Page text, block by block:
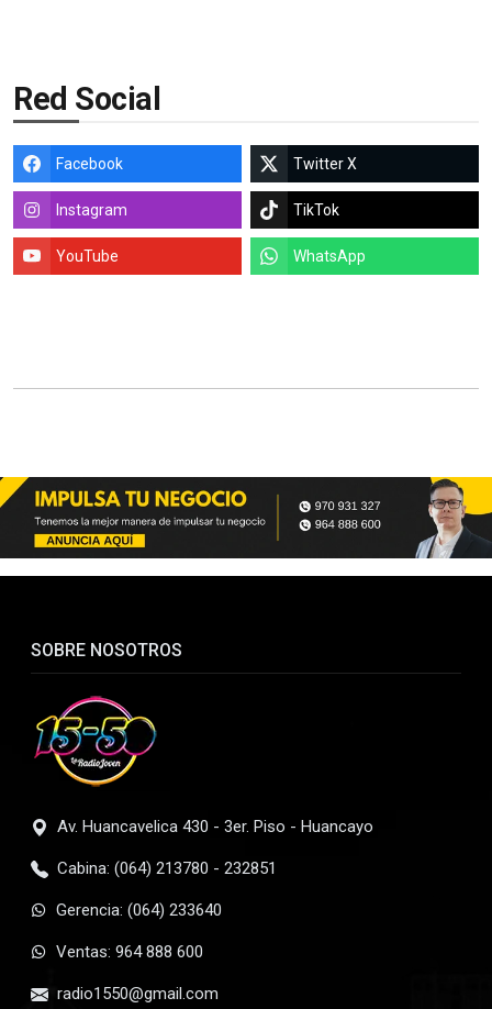
Red Social
Facebook Twitter X
Instagram TikTok
YouTube WhatsApp
SOBRE NOSOTROS
Av. Huancavelica 430 - 3er. Piso - Huancayo
Cabina: (064) 213780 - 232851
Gerencia: (064) 233640
Ventas: 964 888 600
radio1550@gmail.com